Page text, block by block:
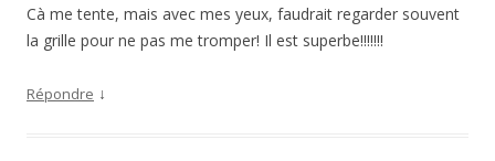
Cà me tente, mais avec mes yeux, faudrait regarder souvent
la grille pour ne pas me tromper! Il est superbe!!!!!!!
Répondre ↓